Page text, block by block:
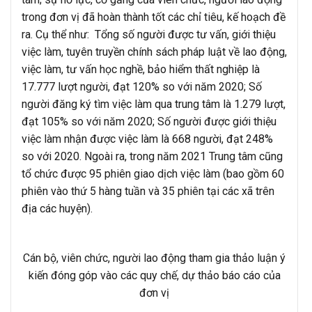
trong đơn vị đã hoàn thành tốt các chỉ tiêu, kế hoạch đề
ra. Cụ thể như: Tổng số người được tư vấn, giới thiệu
việc làm, tuyên truyền chính sách pháp luật về lao động,
việc làm, tư vấn học nghề, bảo hiểm thất nghiệp là
17.777 lượt người, đạt 120% so với năm 2020; Số
người đăng ký tìm việc làm qua trung tâm là 1.279 lượt,
đạt 105% so với năm 2020; Số người được giới thiệu
việc làm nhận được việc làm là 668 người, đạt 248%
so với 2020. Ngoài ra, trong năm 2021 Trung tâm cũng
tổ chức được 95 phiên giao dịch việc làm (bao gồm 60
phiên vào thứ 5 hàng tuần và 35 phiên tại các xã trên
địa các huyện).
Cán bộ, viên chức, người lao động tham gia thảo luận ý
kiến đóng góp vào các quy chế, dự thảo báo cáo của
đơn vị